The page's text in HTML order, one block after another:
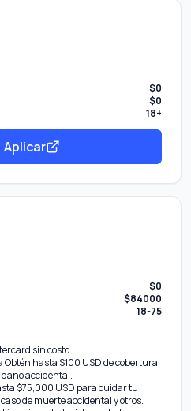
$0
$0
18+
Aplicar
$0
$84000
18-75
sin costo
Obtén hasta $100 USD de cobertura
daño accidental.
$75,000 USD para cuidar tu
de muerte accidental y otros.